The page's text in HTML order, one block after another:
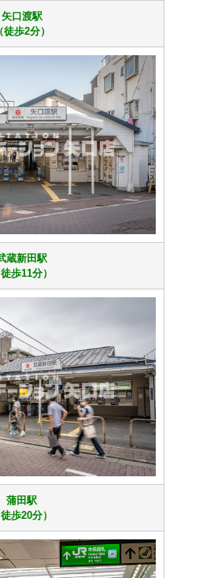
矢口渡駅
（徒歩2分）
蔵新田駅
徒歩11分）
蒲田駅
徒歩20分）